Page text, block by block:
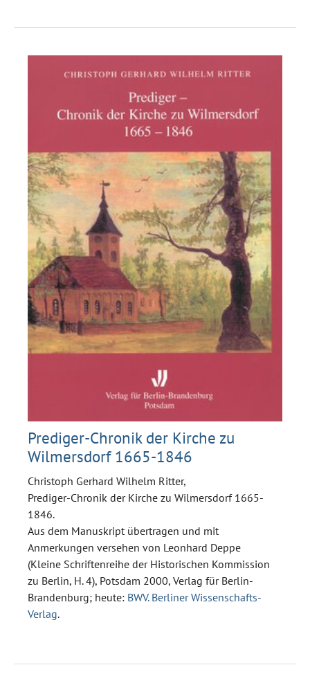
Prediger-Chronik der Kirche zu
Wilmersdorf 1665-1846
Christoph Gerhard Wilhelm Ritter,
Prediger-Chronik der Kirche zu Wilmersdorf 1665-
1846.
Aus dem Manuskript übertragen und mit
Anmerkungen versehen von Leonhard Deppe
(Kleine Schriftenreihe der Historischen Kommission
zu Berlin, H. 4), Potsdam 2000, Verlag für Berlin-
Brandenburg; heute: BWV. Berliner Wissenschafts-
Verlag.